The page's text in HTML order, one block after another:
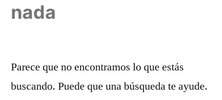
nada
Parece que no encontramos lo que estás
buscando. Puede que una búsqueda te ayude.